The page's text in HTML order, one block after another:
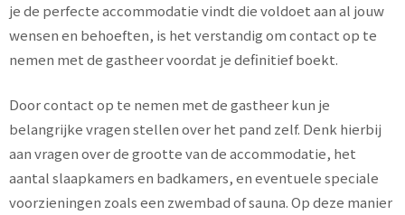
je de perfecte accommodatie vindt die voldoet aan al jouw
wensen en behoeften, is het verstandig om contact op te
nemen met de gastheer voordat je definitief boekt.
Door contact op te nemen met de gastheer kun je
belangrijke vragen stellen over het pand zelf. Denk hierbij
aan vragen over de grootte van de accommodatie, het
aantal slaapkamers en badkamers, en eventuele speciale
voorzieningen zoals een zwembad of sauna. Op deze manier